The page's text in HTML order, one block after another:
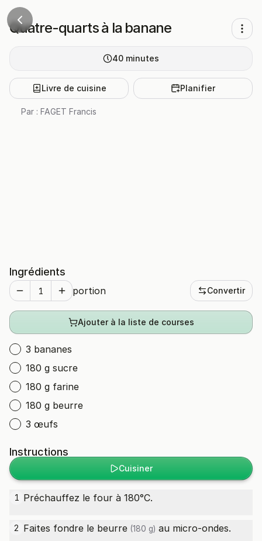
Quatre-quarts à la banane
40 minutes
Livre de cuisine Planifier
Par : FAGET Francis
Ingrédients
portion Convertir
Ajouter à la liste de courses
3 bananes
180 g sucre
180 g farine
180 g beurre
3 œufs
Instructions
Cuisiner
1 Préchauffez le four à 180°C.
2 Faites fondre le beurre (180 g) au micro-ondes.